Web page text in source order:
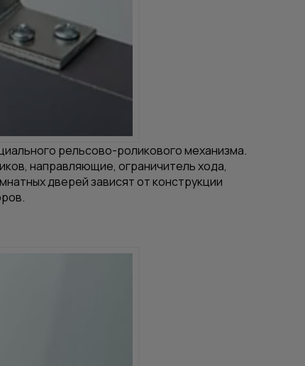
рельсово-роликового механизма.
направляющие, ограничитель хода,
дверей зависят от конструкции